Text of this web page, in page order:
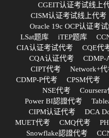
CGEIT认证考试线上
CISM认证考试线上代考
Oracle 19c OCP认证考
LSat题库
iTEP题库
CIA认证考试代考
CQE代
CQA认证代考
CDMP-
CIPT代考
Network+代
CDMP-P代考
CPSM代考
NSE代考
Coursera
Power BI認證代考
CIPM认证代考
DCA
MUET代考
CMQ代考
Snowflake認證代考